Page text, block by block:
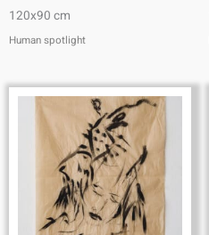
120x90 cm
Human spotlight